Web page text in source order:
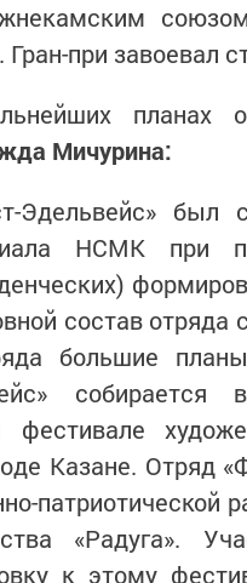
при завоевал
планах
Мичурина:
Эдельвейс»
НСМК при
состав отряда
большие
фестивале
Казане. Отряд
«Радуга».
к этому